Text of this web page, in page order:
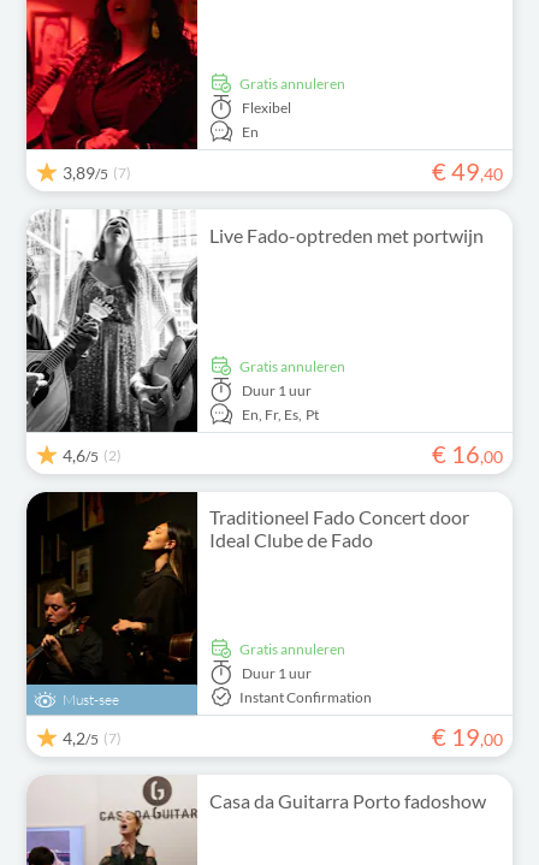
Gratis annuleren
Flexibel
En
3,89/5 (7) € 49,40
Live Fado-optreden met portwijn
Gratis annuleren
Duur 1 uur
En, Fr, Es, Pt
4,6/5 (2) € 16,00
Must-see
Traditioneel Fado Concert door
Ideal Clube de Fado
Gratis annuleren
Duur 1 uur
Instant Confirmation
4,2/5 (7) € 19,00
Casa da Guitarra Porto fadoshow